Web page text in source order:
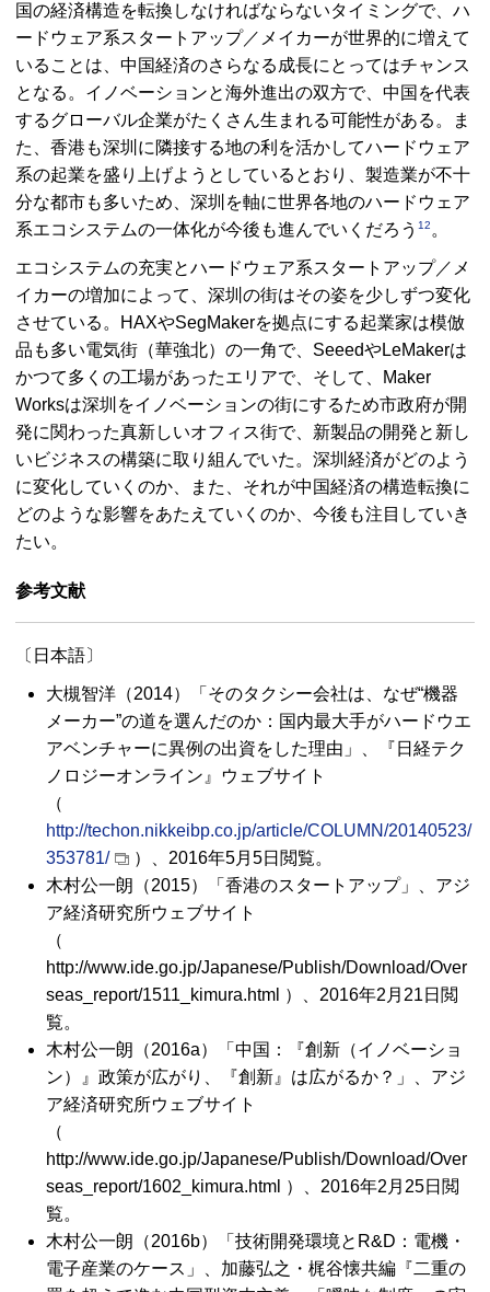
国の経済構造を転換しなければならないタイミングで、ハ
ードウェア系スタートアップ／メイカーが世界的に増えて
いることは、中国経済のさらなる成長にとってはチャンス
となる。イノベーションと海外進出の双方で、中国を代表
するグローバル企業がたくさん生まれる可能性がある。ま
た、香港も深圳に隣接する地の利を活かしてハードウェア
系の起業を盛り上げようとしているとおり、製造業が不十
分な都市も多いため、深圳を軸に世界各地のハードウェア
系エコシステムの一体化が今後も進んでいくだろう 12 。
エコシステムの充実とハードウェア系スタートアップ／メ
イカーの増加によって、深圳の街はその姿を少しずつ変化
させている。
HAXやSegMakerを拠点にする起業家は模倣
品も多い電気街（華強北）の一角で、 SeeedやLeMakerは
かつて多くの工場があったエリアで、そして、
Maker
Worksは深圳をイノベーションの街にするため市政府が開
発に関わった真新しいオフィス街で、新製品の開発と新し
いビジネスの構築に取り組んでいた。深圳経済がどのよう
に変化していくのか、また、それが中国経済の構造転換に
どのような影響をあたえていくのか、今後も注目していき
たい。
参考文献
〔日本語〕
大槻智洋（2014）「そのタクシー会社は、なぜ“機器
メーカー”の道を選んだのか：国内最大手がハードウエ
アベンチャーに異例の出資をした理由」、『日経テク
ノロジーオンライン』ウェブサイト
（
http://techon.nikkeibp.co.jp/article/COLUMN/20140523/
353781/
）、2016年5月5日閲覧。
木村公一朗（2015）「香港のスタートアップ」、アジ
ア経済研究所ウェブサイト
（
http://www.ide.go.jp/Japanese/Publish/Download/Over
seas_report/1511_kimura.html ）、2016年2月21日閲
覧。
木村公一朗（2016a）「中国：『創新（イノベーショ
ン）』政策が広がり、『創新』は広がるか？」、アジ
ア経済研究所ウェブサイト
（
http://www.ide.go.jp/Japanese/Publish/Download/Over
seas_report/1602_kimura.html ）、2016年2月25日閲
覧。
木村公一朗（2016b）「技術開発環境と R&D ：電機・
電子産業のケース」、加藤弘之・梶谷懐共編『二重の